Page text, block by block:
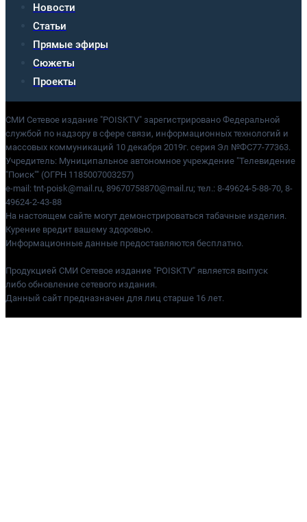
Новости
Статьи
Прямые эфиры
Сюжеты
Проекты
СМИ Сетевое издание "POISKTV" зарегистрировано Федеральной
службой по надзору в сфере связи, информационных технологий и
массовых коммуникаций 10 декабря 2019г. серия Эл №ФС77-77363.
Учредитель: Муниципальное автономное учреждение "Телевидение
"Поиск"" (ОГРН 1185007003257)
e-mail: tnt-poisk@mail.ru, 89670758870@mail.ru; тел.: 8-49624-5-88-70, 8-
49624-2-43-88
На настоящем сайте могут демонстрироваться табачные изделия.
Курение вредит вашему здоровью.
Информационные данные предоставляются бесплатно.
Продукцией СМИ Сетевое издание "POISKTV" является выпуск
либо обновление сетевого издания.
Данный сайт предназначен для лиц старше 16 лет.